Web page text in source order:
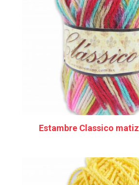
Estambre Classico